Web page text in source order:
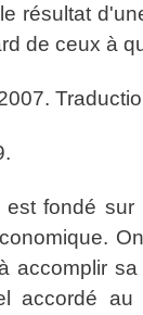
résultat
de ceux à
fondé
accomplir
accordé